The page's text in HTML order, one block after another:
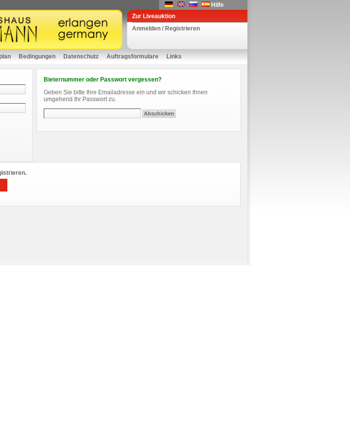
Hilfe
Zur Liveauktion
Anmelden / Registrieren
Bedingungen Datenschutz Auftragsformulare Links
Bieternummer oder Passwort vergessen?
Geben Sie bitte Ihre Emailadresse ein und wir schicken Ihnen
umgehend Ihr Passwort zu.